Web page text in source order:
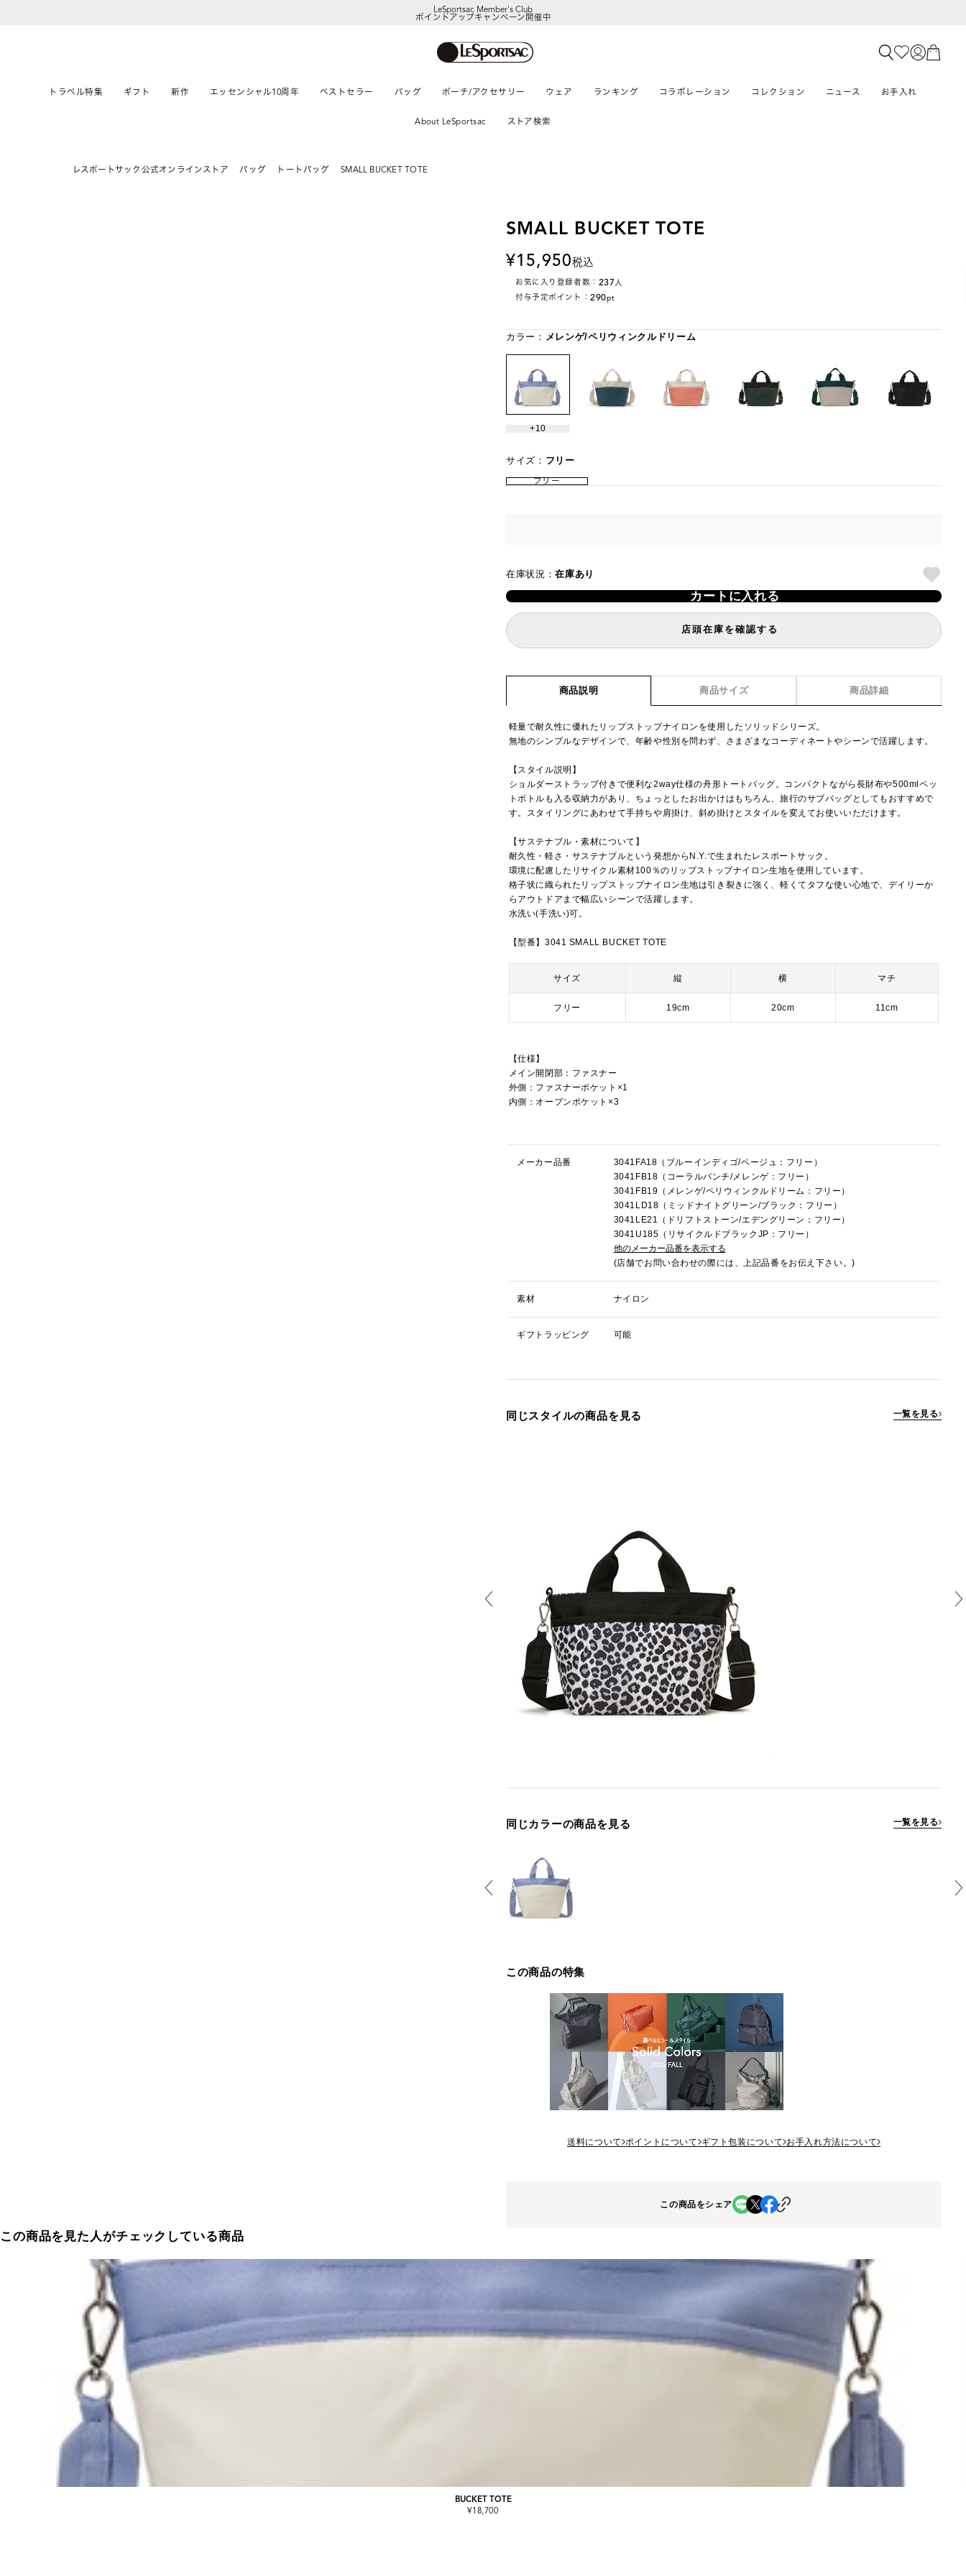
LeSportsac Member's Club
ポイントアップキャンペーン開催中
トラベル特集 ギフト 新作 エッセンシャル10周年 ベストセラー バッグ ポーチ/アクセサリー ウェア ランキング コラボレーション コレクション ニュース お手入れ
About LeSportsac ストア検索
レスポートサック公式オンラインストア バッグ トートバッグ SMALL BUCKET TOTE
SMALL BUCKET TOTE
15,950税込
お気に入り登録者数： 237人
付与予定ポイント：290pt
カラー： メレンゲ/ペリウィンクルドリーム
10
サイズ： フリー
フリー
在庫状況：在庫あり
カートに入れる
店頭在庫を確認する
商品説明 商品サイズ 商品詳細
軽量で耐久性に優れたリップストップナイロンを使用したソリッドシリーズ。
無地のシンプルなデザインで、年齢や性別を問わず、さまざまなコーディネートやシーンで活躍します。
【スタイル説明】
ショルダーストラップ付きで便利な2way仕様の舟形トートバッグ。コンパクトながら長財布や500mlペッ
トボトルも入る収納力があり、ちょっとしたお出かけはもちろん、旅行のサブバッグとしてもおすすめで
す。スタイリングにあわせて手持ちや肩掛け、斜め掛けとスタイルを変えてお使いいただけます。
【サステナブル・素材について】
耐久性・軽さ・サステナブルという発想からN.Y.で生まれたレスポートサック。
環境に配慮したリサイクル素材100％のリップストップナイロン生地を使用しています。
格子状に織られたリップストップナイロン生地は引き裂きに強く、軽くてタフな使い心地で、デイリーか
らアウトドアまで幅広いシーンで活躍します。
水洗い(手洗い)可。
【型番】3041 SMALL BUCKET TOTE
サイズ 縦 横 マチ
フリー 19cm 20cm 11cm
【仕様】
メイン開閉部：ファスナー
外側：ファスナーポケット×1
内側：オープンポケット×3
メーカー品番
3041FA18（ブルーインディゴ/ベージュ：フリー）
3041FB18（コーラルパンチ/メレンゲ：フリー）
3041FB19（メレンゲ/ペリウィンクルドリーム：フリー）
3041LD18（ミッドナイトグリーン/ブラック：フリー）
3041LE21（ドリフトストーン/エデングリーン：フリー）
3041U185（リサイクルドブラックJP：フリー）
他のメーカー品番を表示する
(店舗でお問い合わせの際には、上記品番をお伝え下さい。)
素材 ナイロン
ギフトラッピング 可能
同じスタイルの商品を見る 一覧を見る
同じカラーの商品を見る 一覧を見る
この商品の特集
送料について ポイントについて ギフト包装について お手入れ方法について
この商品をシェア
この商品を見た人がチェックしている商品
BUCKET TOTE
¥18,700